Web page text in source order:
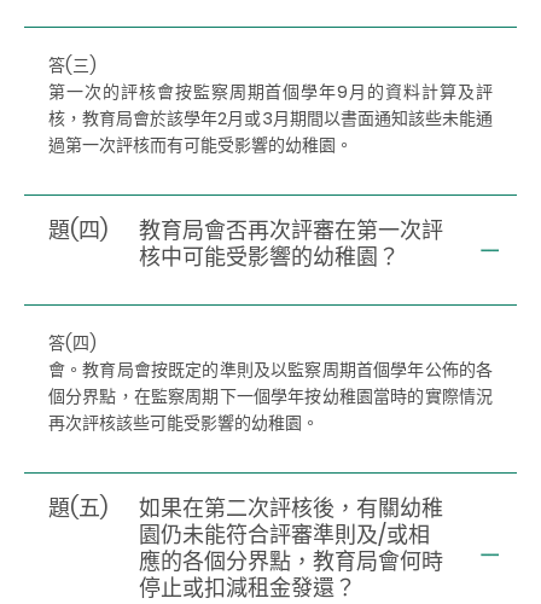
答(三)
第一次的評核會按監察周期首個學年9月的資料計算及評
核，教育局會於該學年2月或3月期間以書面通知該些未能通
過第一次評核而有可能受影響的幼稚園。
題(四)
教育局會否再次評審在第一次評
核中可能受影響的幼稚園？
答(四)
會。教育局會按既定的準則及以監察周期首個學年公佈的各
個分界點，在監察周期下一個學年按幼稚園當時的實際情況
再次評核該些可能受影響的幼稚園。
題(五)
如果在第二次評核後，有關幼稚
園仍未能符合評審準則及/或相
應的各個分界點，教育局會何時
停止或扣減租金發還？